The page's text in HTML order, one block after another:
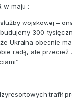
w maju :
wojskowej –
300-
Ukraina obecnie
radę, ale przecież
trafił